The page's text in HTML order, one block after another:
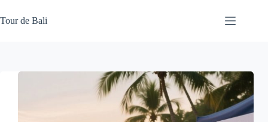
to
content
Tour de Bali